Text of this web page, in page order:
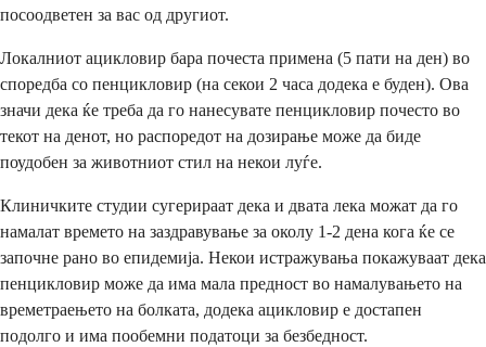
посоодветен за вас од другиот.
Локалниот ацикловир бара почеста примена (5 пати на ден) во
споредба со пенцикловир (на секои 2 часа додека е буден). Ова
значи дека ќе треба да го нанесувате пенцикловир почесто во
текот на денот, но распоредот на дозирање може да биде
поудобен за животниот стил на некои луѓе.
Клиничките студии сугерираат дека и двата лека можат да го
намалат времето на заздравување за околу 1-2 дена кога ќе се
започне рано во епидемија. Некои истражувања покажуваат дека
пенцикловир може да има мала предност во намалувањето на
времетраењето на болката, додека ацикловир е достапен
подолго и има пообемни податоци за безбедност.